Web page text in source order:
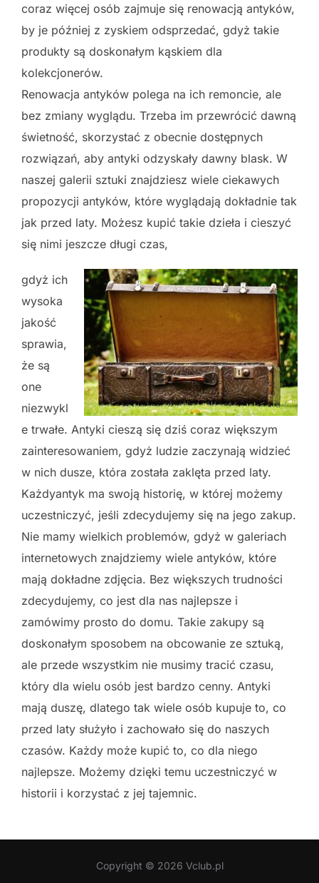
coraz więcej osób zajmuje się renowacją antyków,
by je później z zyskiem odsprzedać, gdyż takie
produkty są doskonałym kąskiem dla
kolekcjonerów.
Renowacja antyków polega na ich remoncie, ale
bez zmiany wyglądu. Trzeba im przewrócić dawną
świetność, skorzystać z obecnie dostępnych
rozwiązań, aby antyki odzyskały dawny blask. W
naszej galerii sztuki znajdziesz wiele ciekawych
propozycji antyków, które wyglądają dokładnie tak
jak przed laty. Możesz kupić takie dzieła i cieszyć
się nimi jeszcze długi czas,
gdyż ich
wysoka
jakość
sprawia,
że są
one
niezwykl
e trwałe. Antyki cieszą się dziś coraz większym
zainteresowaniem, gdyż ludzie zaczynają widzieć
w nich dusze, która została zaklęta przed laty.
Każdyantyk ma swoją historię, w której możemy
uczestniczyć, jeśli zdecydujemy się na jego zakup.
Nie mamy wielkich problemów, gdyż w galeriach
internetowych znajdziemy wiele antyków, które
mają dokładne zdjęcia. Bez większych trudności
zdecydujemy, co jest dla nas najlepsze i
zamówimy prosto do domu. Takie zakupy są
doskonałym sposobem na obcowanie ze sztuką,
ale przede wszystkim nie musimy tracić czasu,
który dla wielu osób jest bardzo cenny. Antyki
mają duszę, dlatego tak wiele osób kupuje to, co
przed laty służyło i zachowało się do naszych
czasów. Każdy może kupić to, co dla niego
najlepsze. Możemy dzięki temu uczestniczyć w
historii i korzystać z jej tajemnic.
Copyright © 2026 Vclub.pl